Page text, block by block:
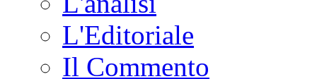
L'Editoriale
Il Commento